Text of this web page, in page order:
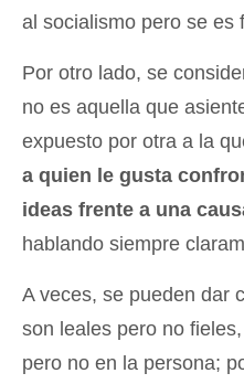
al socialismo pero se es
Por otro lado, se
no es aquella que
expuesto por otra a la
a quien le gusta
ideas frente a una
hablando siempre
A veces, se pueden dar
son leales pero no
pero no en la persona;